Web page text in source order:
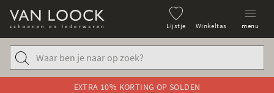
Lijstje Winkeltas menu
EXTRA 10% KORTING OP SOLDEN